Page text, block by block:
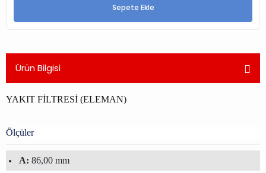
Sepete Ekle
Ürün Bilgisi
YAKIT FİLTRESİ (ELEMAN)
Ölçüler
A: 86,00 mm